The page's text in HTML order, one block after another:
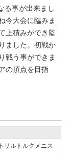
る事が出来まし
今大会に臨みま
上積みができ監
ました。初戦か
戦う事ができま
の頂点を目指
サルトルクメニス